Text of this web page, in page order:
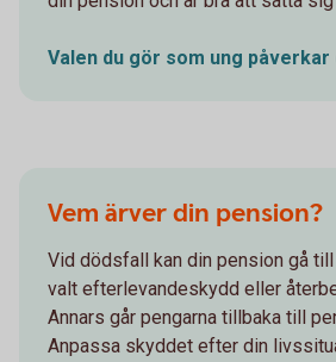
Valen du gör som ung påverkar
Vem ärver din pension?
Vid dödsfall kan din pension gå till
valt efterlevandeskydd eller
Annars går pengarna tillbaka till
Anpassa skyddet efter din